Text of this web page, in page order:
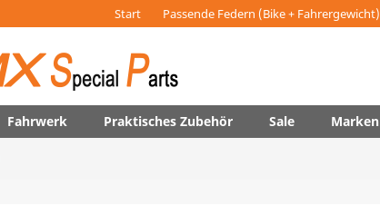
Start Passende Federn (Bike + Fahrergewicht)
Fahrwerk Praktisches Zubehör Sale Marken